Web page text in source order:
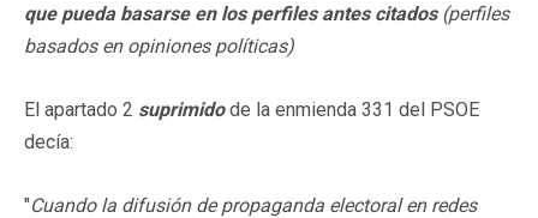
que pueda basarse en los perfiles antes citados (perfiles
basados en opiniones políticas)
El apartado 2 suprimidode la enmienda 331 del PSOE
decía:
"Cuando la difusión de propaganda electoral en redes